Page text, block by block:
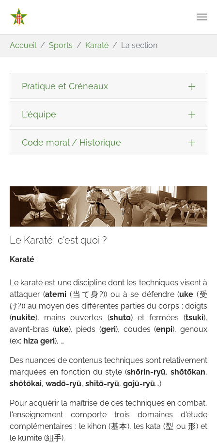
Accueil Sports Karaté La section
Pratique et Créneaux
L'équipe
Code moral / Historique
Le Karaté, c'est quoi ?
Karaté :
Le karaté est une discipline dont les techniques visent à
attaquer (atemi (当て身?)) ou à se défendre (uke (受
け?)) au moyen des différentes parties du corps : doigts
(nukite), mains ouvertes (shuto) et fermées (tsuki),
avant-bras (uke), pieds (geri), coudes (enpi), genoux
(ex: hiza geri), …
Des nuances de contenus techniques sont relativement
marquées en fonction du style (shōrin-ryū,shōtōkan,
shōtōkai, wadō-ryū, shitō-ryū, gojū-ryū...).
Pour acquérir la maîtrise de ces techniques en combat,
l'enseignement comporte trois domaines d'étude
complémentaires : le kihon (基本), les kata (型 ou 形) et
le kumite (組手).